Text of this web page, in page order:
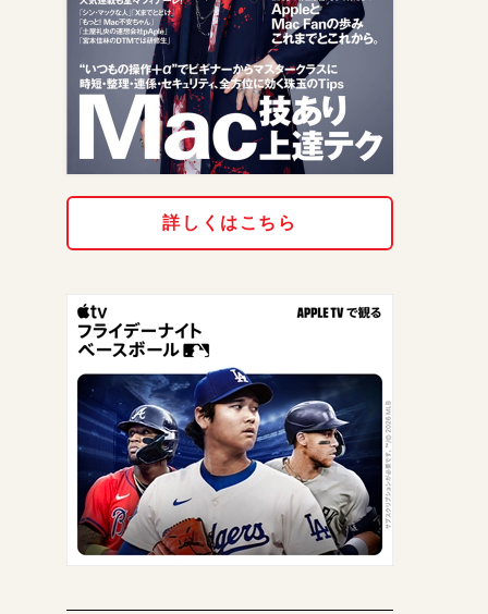
詳しくはこちら